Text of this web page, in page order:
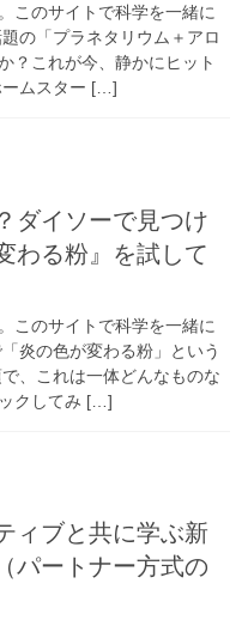
このサイトで科学を一緒に
の「プラネタリウム＋アロ
？これが今、静かにヒット
ームスター […]
ダイソーで見つけ
わる粉』を試して
このサイトで科学を一緒に
炎の色が変わる粉」という
、これは一体どんなものな
クしてみ […]
ィブと共に学ぶ新
パートナー方式の